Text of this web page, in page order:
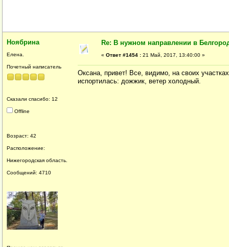
Ноябрина
Елена.
Почетный написатель
Сказали спасибо: 12
Offline
Возраст: 42
Расположение:
Нижегородская область.
Сообщений: 4710
Re: В нужном направлении в
« Ответ #1454 : 21 Май, 2017, 13:40:00 »
Оксана, привет! Все, видимо, на своих
испортилась: дожжик, ветер холодный.